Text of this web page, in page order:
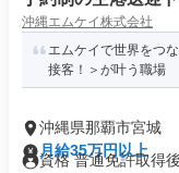
沖縄エムケイ株式会社
エムケイで世界をつ
接客！＞が叶う職場
沖縄県那覇市宮城
月給35万円以上
資格 普通免許取得